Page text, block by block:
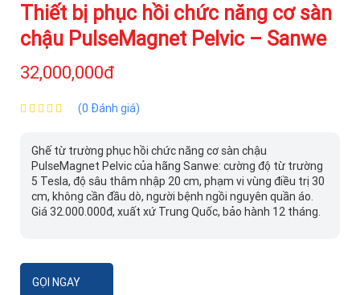
Thiết bị phục hồi chức năng cơ sàn
chậu PulseMagnet Pelvic – Sanwe
32,000,000đ
(0 Đánh giá)
Ghế từ trường phục hồi chức năng cơ sàn chậu
PulseMagnet Pelvic của hãng Sanwe: cường độ từ trường
5 Tesla, độ sâu thâm nhập 20 cm, phạm vi vùng điều trị 30
cm, không cần đầu dò, người bệnh ngồi nguyên quần áo.
Giá 32.000.000đ, xuất xứ Trung Quốc, bảo hành 12 tháng.
GỌI NGAY